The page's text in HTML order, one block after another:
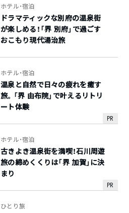
ホテル・宿泊
ドラマティックな別府の温泉街
が楽しめる！「界 別府」で過ごす
おこもり現代湯治旅
PR
ホテル・宿泊
温泉と自然で日々の疲れを癒す
旅。「界 由布院」で叶えるリトリ
ート体験
PR
ホテル・宿泊
古きよき温泉街を満喫！石川周遊
旅の締めくくりは「界 加賀」に決
まり
ひとり旅